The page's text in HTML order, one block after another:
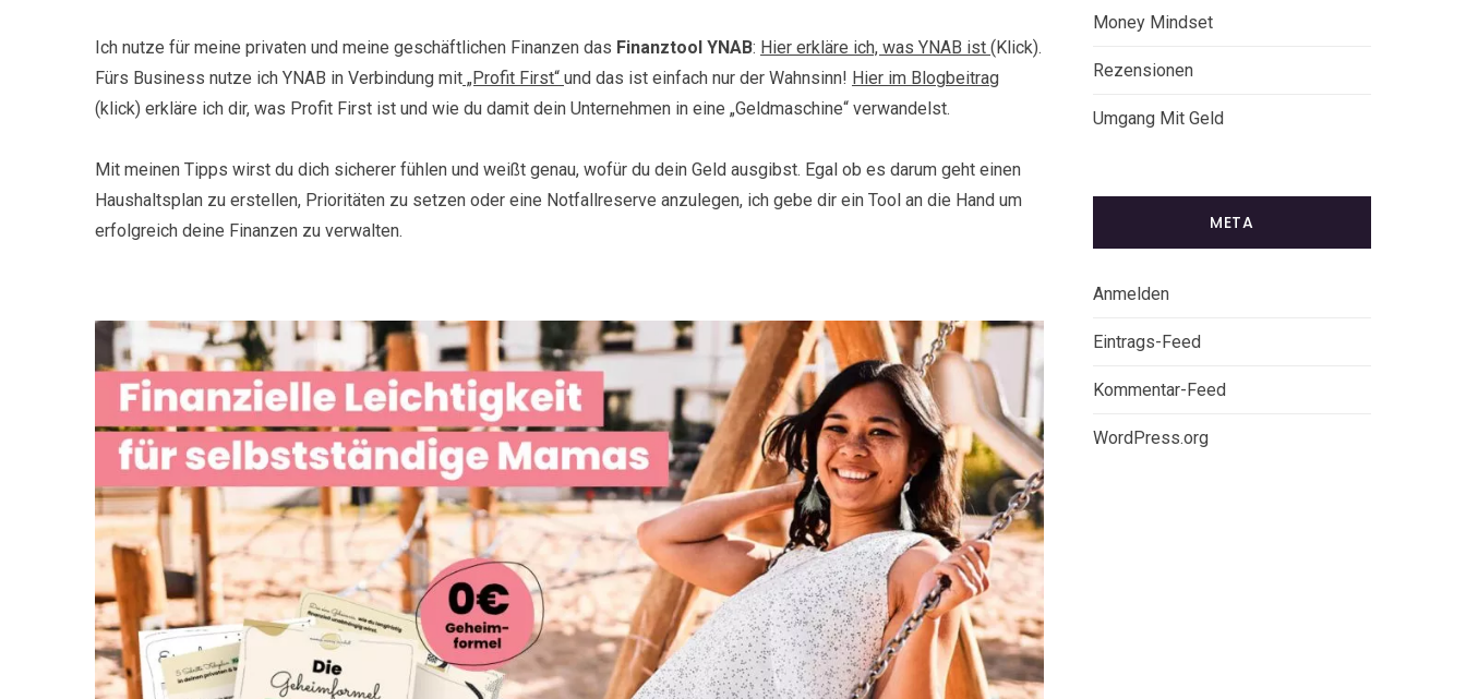
Ich nutze für meine privaten und meine geschäftlichen Finanzen das Finanztool YNAB: Hier erkläre ich, was YNAB ist (Klick).
Fürs Business nutze ich YNAB in Verbindung mit „Profit First“ und das ist einfach nur der Wahnsinn! Hier im Blogbeitrag
(klick) erkläre ich dir, was Profit First ist und wie du damit dein Unternehmen in eine „Geldmaschine“ verwandelst.
Mit meinen Tipps wirst du dich sicherer fühlen und weißt genau, wofür du dein Geld ausgibst. Egal ob es darum geht einen
Haushaltsplan zu erstellen, Prioritäten zu setzen oder eine Notfallreserve anzulegen, ich gebe dir ein Tool an die Hand um
erfolgreich deine Finanzen zu verwalten.
Money Mindset
Rezensionen
Umgang Mit Geld
META
Anmelden
Eintrags-Feed
Kommentar-Feed
WordPress.org